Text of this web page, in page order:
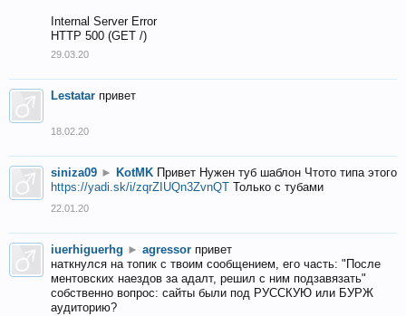
Internal Server Error
HTTP 500 (GET /)
29.03.20
Lestatar привет
18.02.20
siniza09 ► KotMK Привет Нужен туб шаблон Чтото типа этого
https://yadi.sk/i/zqrZIUQn3ZvnQT Только с тубами
22.01.20
iuerhiguerhg ► agressor привет
наткнулся на топик с твоим сообщением, его часть: "После
ментовских наездов за адалт, решил с ним подзавязать"
собственно вопрос: сайты были под РУССКУЮ или БУРЖ
аудиторию?